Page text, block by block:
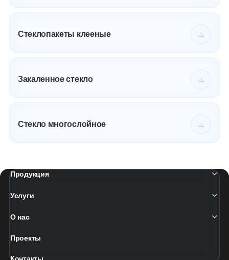
Стеклопакеты клееные
Закаленное стекло
Стекло многослойное
Продукция
Услуги
О нас
Проекты